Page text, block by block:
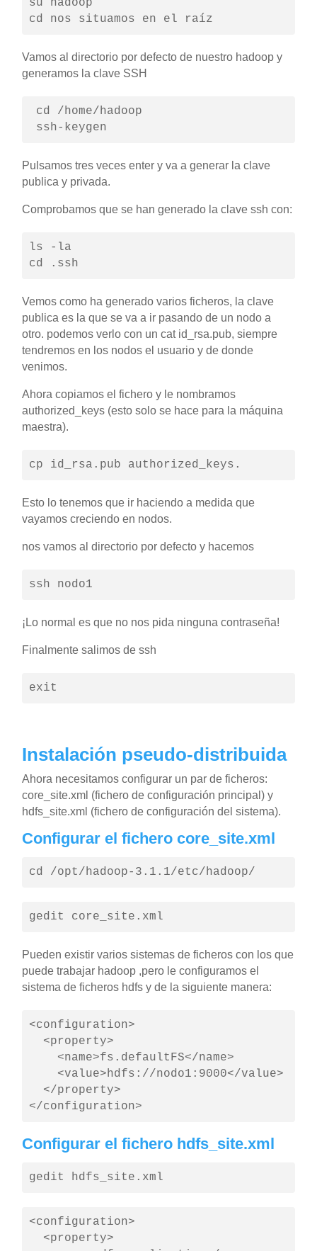
su hadoop
cd nos situamos en el raíz
Vamos al directorio por defecto de nuestro hadoop y
generamos la clave SSH
cd /home/hadoop
ssh-keygen
Pulsamos tres veces enter y va a generar la clave
publica y privada.
Comprobamos que se han generado la clave ssh con:
ls -la
cd .ssh
Vemos como ha generado varios ficheros, la clave
publica es la que se va a ir pasando de un nodo a
otro. podemos verlo con un cat id_rsa.pub, siempre
tendremos en los nodos el usuario y de donde
venimos.
Ahora copiamos el fichero y le nombramos
authorized_keys (esto solo se hace para la máquina
maestra).
cp id_rsa.pub authorized_keys.
Esto lo tenemos que ir haciendo a medida que
vayamos creciendo en nodos.
nos vamos al directorio por defecto y hacemos
ssh nodo1
¡Lo normal es que no nos pida ninguna contraseña!
Finalmente salimos de ssh
Instalación pseudo-distribuida
Ahora necesitamos configurar un par de ficheros:
core_site.xml (fichero de configuración principal) y
hdfs_site.xml (fichero de configuración del sistema).
Configurar el fichero core_site.xml
cd /opt/hadoop-3.1.1/etc/hadoop/
gedit core_site.xml
Pueden existir varios sistemas de ficheros con los que
puede trabajar hadoop ,pero le configuramos el
sistema de ficheros hdfs y de la siguiente manera:
<configuration>
<property>
<name>fs.defaultFS</name>
<value>hdfs://nodo1:9000</value>
</property>
</configuration>
Configurar el fichero hdfs_site.xml
gedit hdfs_site.xml
<configuration>
<property>